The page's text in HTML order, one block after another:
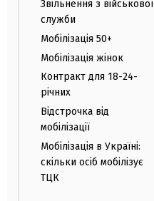
Звільнення з військової
служби
Мобілізація 50+
Мобілізація жінок
Контракт для 18-24-
річних
Відстрочка від
мобілізації
Мобілізація в Україні:
скільки осіб мобілізує
ТЦК